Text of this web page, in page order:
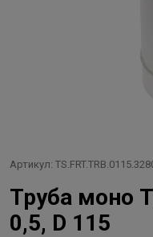
Артикул:
Труба моно
0,5, D 115